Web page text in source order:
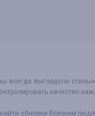
всегда выглядели
качество
обновки близким